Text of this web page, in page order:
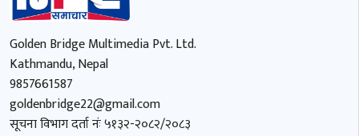
Golden Bridge Multimedia Pvt. Ltd.
Kathmandu, Nepal
9857661587
goldenbridge22@gmail.com
सूचना विभाग दर्ता नंः ५१३२-२०८२/२०८३